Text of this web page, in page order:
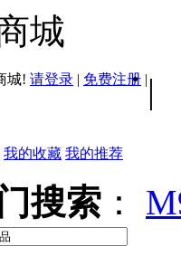
城
城! 请登录 | 免费注册 | |
我的收藏 我的推荐
搜索 ：